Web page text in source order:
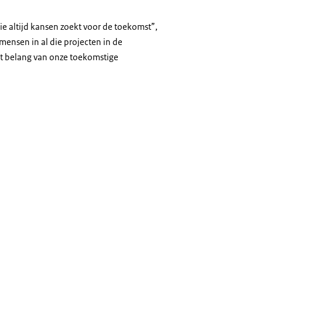
altijd kansen zoekt voor de toekomst”,
in al die projecten in de
van onze toekomstige